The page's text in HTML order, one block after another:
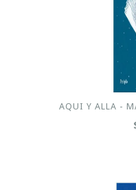
AQUI Y ALLA -